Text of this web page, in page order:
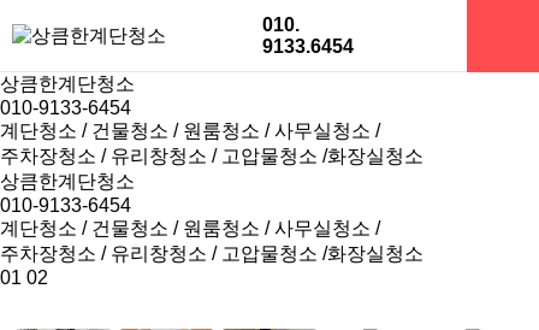
010.
9133.6454
상큼한계단청소
010-9133-6454
계단청소 / 건물청소 / 원룸청소 / 사무실청소 /
주차장청소 / 유리창청소 / 고압물청소 /화장실청소
상큼한계단청소
010-9133-6454
계단청소 / 건물청소 / 원룸청소 / 사무실청소 /
주차장청소 / 유리창청소 / 고압물청소 /화장실청소
01 02